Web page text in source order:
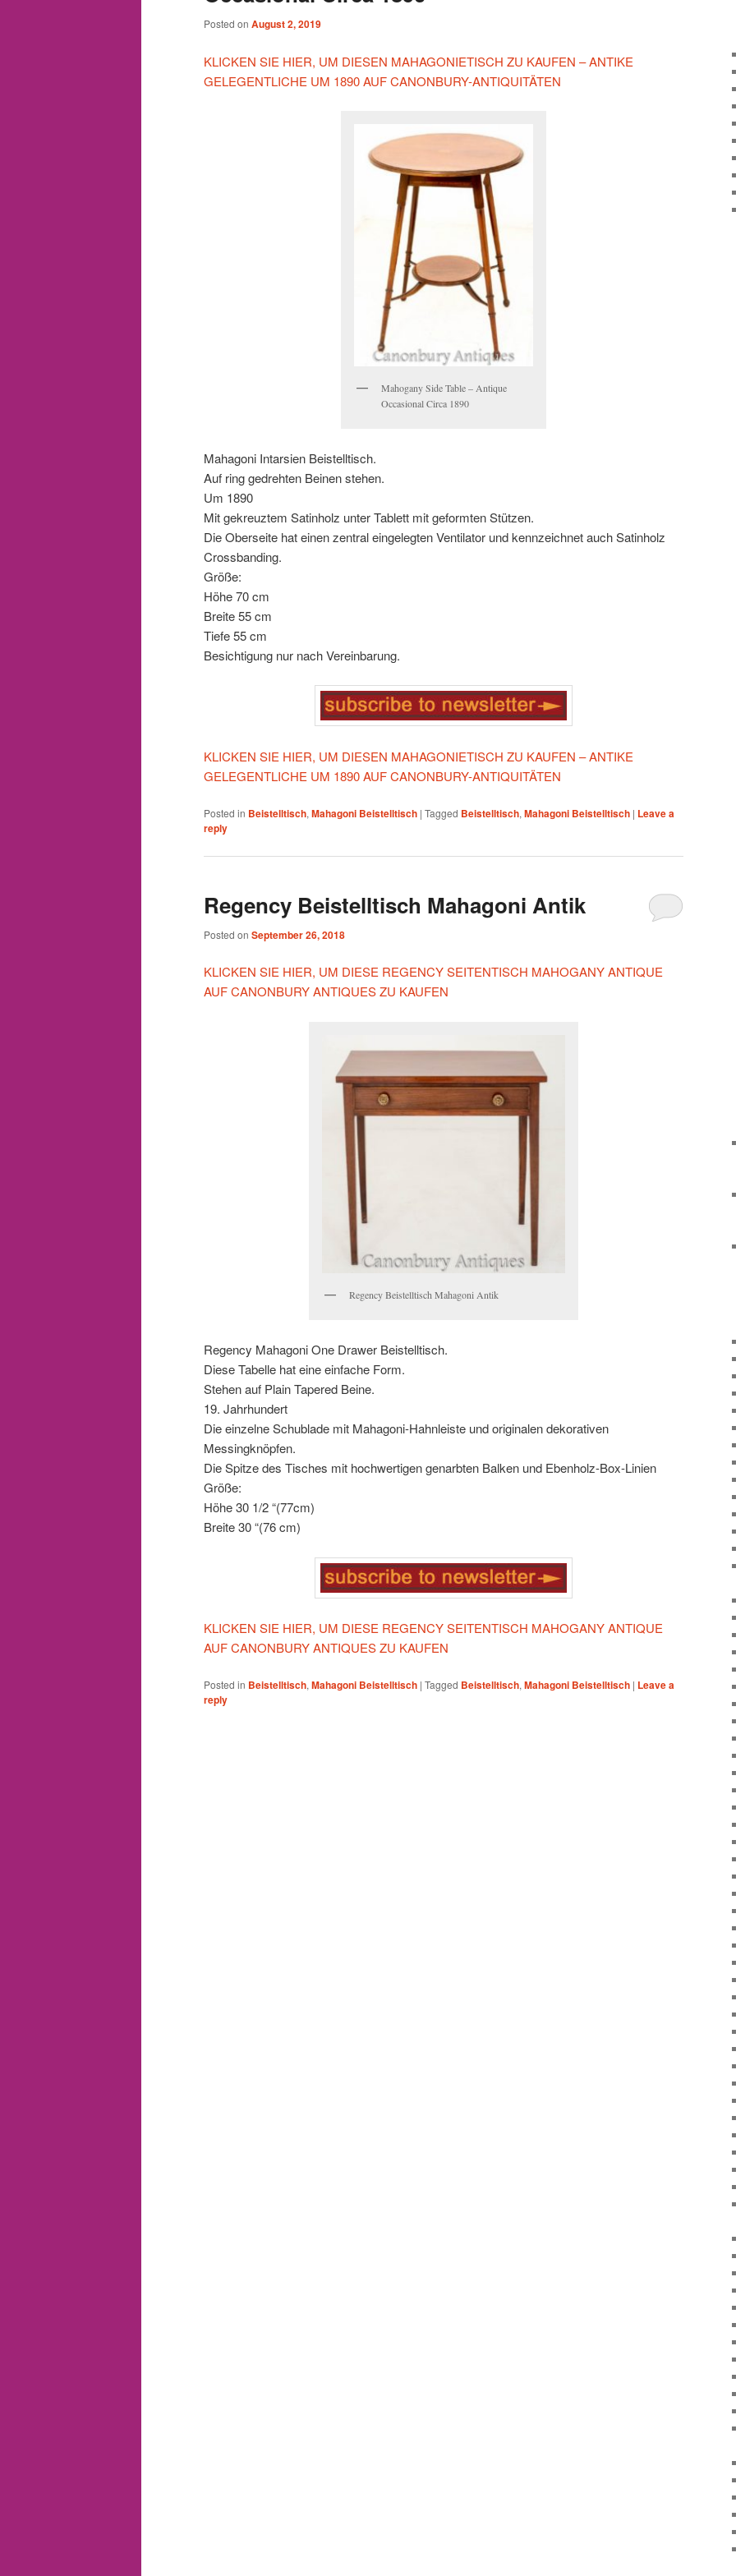
Posted on August 2, 2019
KLICKEN SIE HIER, UM DIESEN MAHAGONIETISCH ZU KAUFEN – ANTIKE
GELEGENTLICHE UM 1890 AUF CANONBURY-ANTIQUITÄTEN
Mahogany Side Table – Antique
Occasional Circa 1890
Mahagoni Intarsien Beistelltisch.
Auf ring gedrehten Beinen stehen.
Um 1890
Mit gekreuztem Satinholz unter Tablett mit geformten Stützen.
Die Oberseite hat einen zentral eingelegten Ventilator und kennzeichnet auch Satinholz
Crossbanding.
Größe:
Höhe 70 cm
Breite 55 cm
Tiefe 55 cm
Besichtigung nur nach Vereinbarung.
KLICKEN SIE HIER, UM DIESEN MAHAGONIETISCH ZU KAUFEN – ANTIKE
GELEGENTLICHE UM 1890 AUF CANONBURY-ANTIQUITÄTEN
Posted in Beistelltisch, Mahagoni Beistelltisch | Tagged Beistelltisch, Mahagoni Beistelltisch | Leave a
reply
Regency Beistelltisch Mahagoni Antik
Posted on September 26, 2018
KLICKEN SIE HIER, UM DIESE REGENCY SEITENTISCH MAHOGANY ANTIQUE
AUF CANONBURY ANTIQUES ZU KAUFEN
Regency Beistelltisch Mahagoni Antik
Regency Mahagoni One Drawer Beistelltisch.
Diese Tabelle hat eine einfache Form.
Stehen auf Plain Tapered Beine.
19. Jahrhundert
Die einzelne Schublade mit Mahagoni-Hahnleiste und originalen dekorativen
Messingknöpfen.
Die Spitze des Tisches mit hochwertigen genarbten Balken und Ebenholz-Box-Linien
Größe:
Höhe 30 1/2 “(77cm)
Breite 30 “(76 cm)
KLICKEN SIE HIER, UM DIESE REGENCY SEITENTISCH MAHOGANY ANTIQUE
AUF CANONBURY ANTIQUES ZU KAUFEN
Posted in Beistelltisch, Mahagoni Beistelltisch | Tagged Beistelltisch, Mahagoni Beistelltisch | Leave a
reply